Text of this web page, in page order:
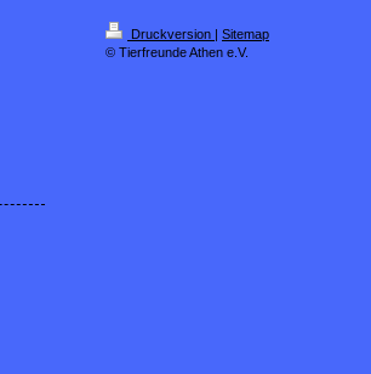
Druckversion | Sitemap
© Tierfreunde Athen e.V.